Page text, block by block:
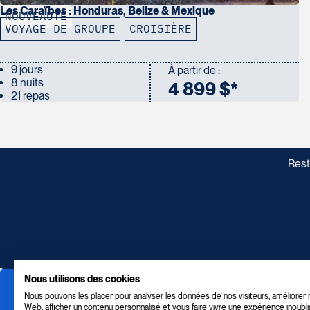
NOUVEAUTÉ
Les Caraïbes : Honduras, Belize & Mexique
VOYAGE DE GROUPE CROISIÈRE
9 jours
8 nuits
21 repas
À partir de :
4 899 $*
Nous utilisons des cookies
Nous pouvons les placer pour analyser les données de nos visiteurs, améliorer
Web, afficher un contenu personnalisé et vous faire vivre une expérience